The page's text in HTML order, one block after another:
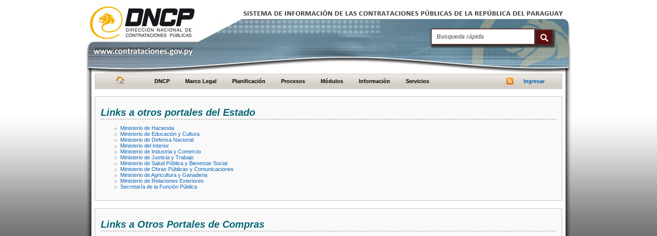
DNCP Marco Legal Planificación Procesos Módulos Información Servicios Ingresar
Links a otros portales del Estado
Ministerio de Hacienda
Ministerio de Educación y Cultura
Ministerio de Defensa Nacional
Ministerio del Interior
Ministerio de Industria y Comercio
Ministerio de Justicia y Trabajo
Ministerio de Salud Pública y Bienestar Social
Ministerio de Obras Públicas y Comunicaciones
Ministerio de Agricultura y Ganaderia
Ministerio de Relaciones Exteriores
Secretaría de la Función Pública
Links a Otros Portales de Compras